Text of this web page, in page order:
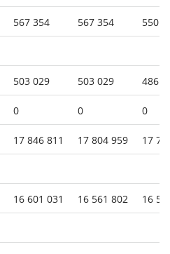
567 354 567 354 550
503 029 503 029 486
0 0 0
17 846 811 17 804 959 17
16 601 031 16 561 802 16